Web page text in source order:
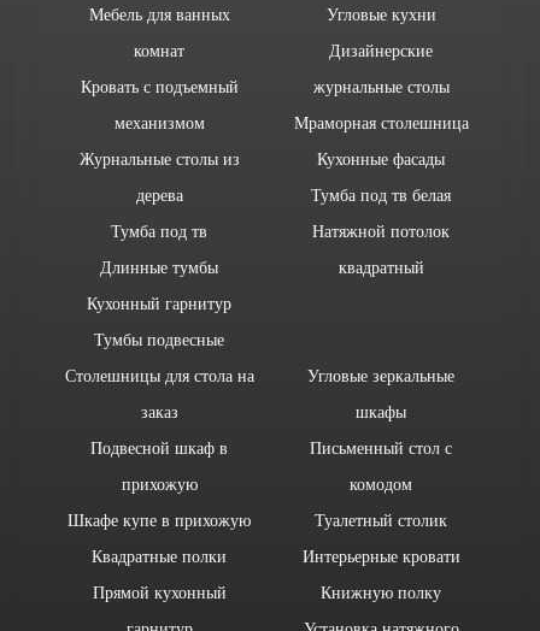
Мебель для ванных
комнат
Кровать с подъемный
механизмом
Журнальные столы из
дерева
Тумба под тв
Длинные тумбы
Кухонный гарнитур
Тумбы подвесные
Угловые кухни
Дизайнерские
журнальные столы
Мраморная столешница
Кухонные фасады
Тумба под тв белая
Натяжной потолок
квадратный
Столешницы для стола на
заказ
Подвесной шкаф в
прихожую
Шкафе купе в прихожую
Квадратные полки
Прямой кухонный
Угловые зеркальные
шкафы
Письменный стол с
комодом
Туалетный столик
Интерьерные кровати
Книжную полку